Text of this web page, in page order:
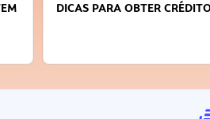
DICAS PARA OBTER